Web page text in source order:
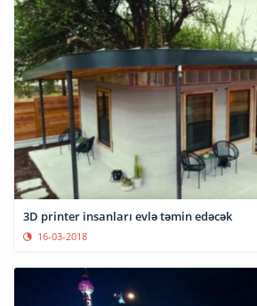
3D printer insanları evlə təmin edəcək
16-03-2018